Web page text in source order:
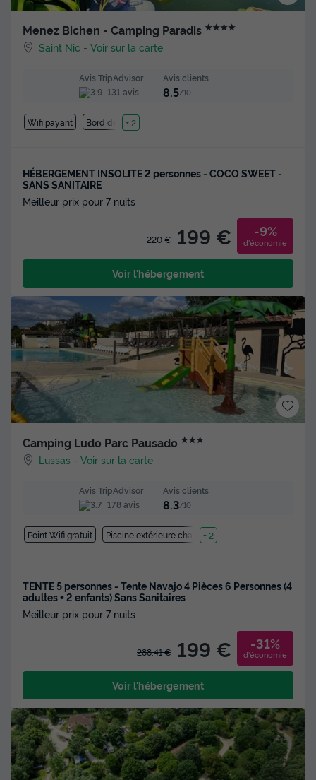
Menez Bichen - Camping Paradis ★★★★
Saint Nic -Voir sur la carte
Avis TripAdvisor
131 avis
Avis clients
8.5/10
Wifi payant Bord de mer
+ 2
HÉBERGEMENT INSOLITE 2 personnes - COCO SWEET -
SANS SANITAIRE
Meilleur prix pour 7 nuits
220 € 199 € -9%
d'économie
Voir l'hébergement
Camping Ludo Parc Pausado ★★★
Lussas -Voir sur la carte
Avis TripAdvisor
178 avis
Avis clients
8.3/10
Point Wifi gratuit Piscine extérieure chauffée
+ 2
TENTE 5 personnes - Tente Navajo 4 Pièces 6 Personnes (4
adultes + 2 enfants) Sans Sanitaires
Meilleur prix pour 7 nuits
288,41 € 199 € -31%
d'économie
Voir l'hébergement